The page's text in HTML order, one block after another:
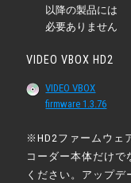
以降の製品には
必要ありません
VIDEO VBOX HD2
VIDEO VBOX
firmware 1.3.76
※HD2ファームウェ
コーダー本体だけで
ください。アップ